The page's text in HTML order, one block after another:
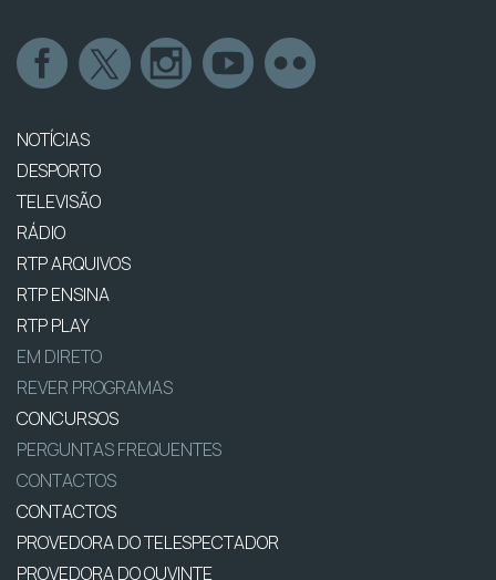
NOTÍCIAS
DESPORTO
TELEVISÃO
RÁDIO
RTP ARQUIVOS
RTP ENSINA
RTP PLAY
EM DIRETO
REVER PROGRAMAS
CONCURSOS
PERGUNTAS FREQUENTES
CONTACTOS
CONTACTOS
PROVEDORA DO TELESPECTADOR
PROVEDORA DO OUVINTE